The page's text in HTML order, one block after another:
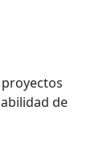
de